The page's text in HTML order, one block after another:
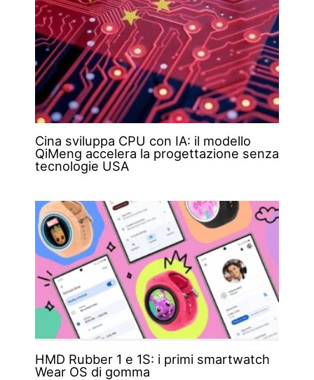
Cina sviluppa CPU con IA: il modello
QiMeng accelera la progettazione senza
tecnologie USA
HMD Rubber 1 e 1S: i primi smartwatch
Wear OS di gomma